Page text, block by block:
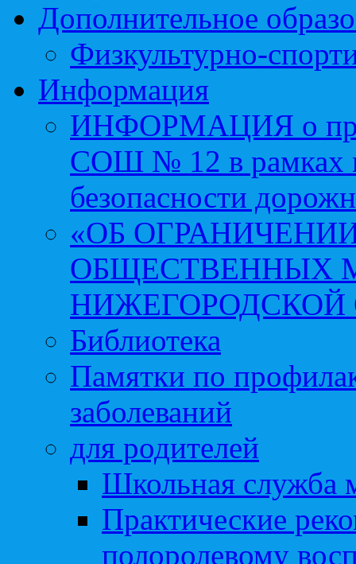
Дополнительное
Физкультурно-
Информация
ИНФОРМАЦИЯ о
СОШ № 12 в рамках
безопасности
«ОБ
ОБЩЕСТВЕННЫХ
НИЖЕГОРОДСКОЙ
Библиотека
Памятки по
заболеваний
для родителей
Школьная служба
Практические
полоролевому